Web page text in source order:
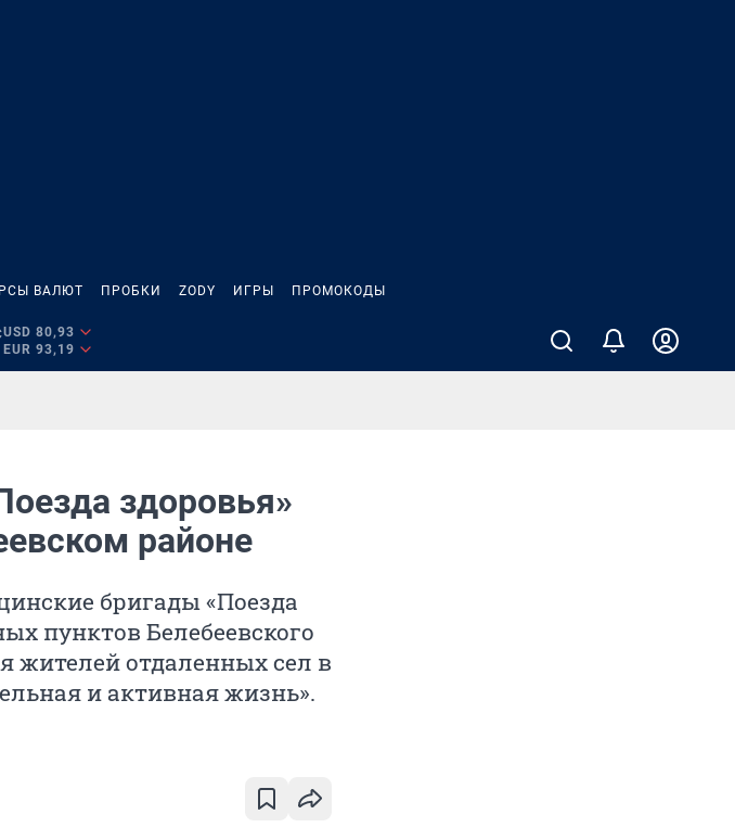
ВАЛЮТ ПРОБКИ ZODY ИГРЫ ПРОМОКОДЫ
USD 80,93
EUR 93,19
здоровья»
районе
бригады «Поезда
пунктов Белебеевского
жителей отдаленных сел в
и активная жизнь».